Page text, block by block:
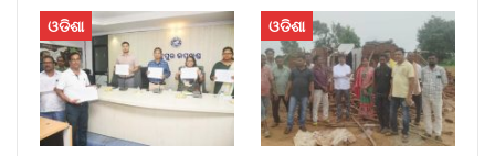
ଓଡିଶା ଓଡିଶା